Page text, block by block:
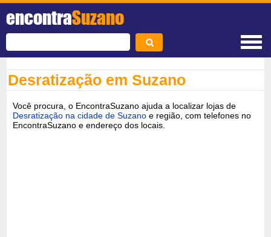
encontraSuzano
Desratização em Suzano
Você procura, o EncontraSuzano ajuda a localizar lojas de
Desratização na cidade de Suzano e região, com telefones no
EncontraSuzano e endereço dos locais.